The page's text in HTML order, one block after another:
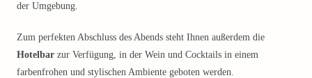
der Umgebung.
Zum perfekten Abschluss des Abends steht Ihnen außerdem die
Hotelbar zur Verfügung, in der Wein und Cocktails in einem
farbenfrohen und stylischen Ambiente geboten werden.